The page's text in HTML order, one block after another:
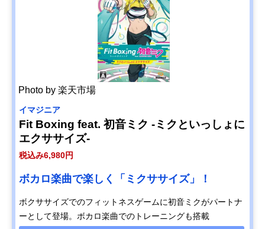
Photo by 楽天市場
イマジニア
Fit Boxing feat. 初音ミク ‐ミクといっしょに
エクササイズ‐
税込み6,980円
ボカロ楽曲で楽しく「ミクササイズ」！
ボクササイズでのフィットネスゲームに初音ミクがパートナ
ーとして登場。ボカロ楽曲でのトレーニングも搭載